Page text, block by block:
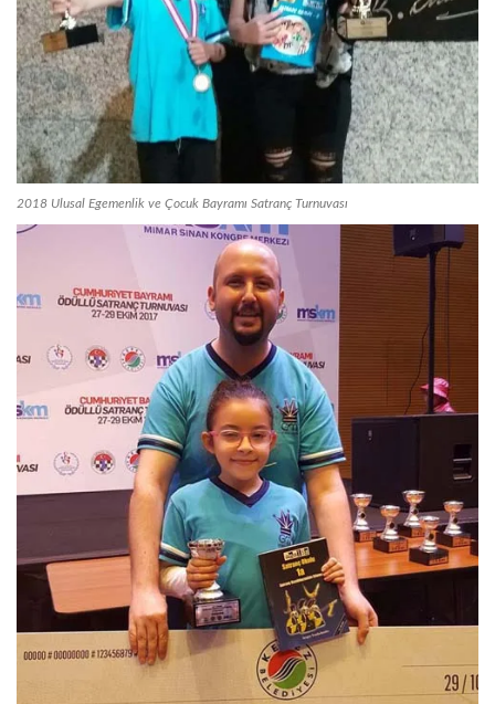
2018 Ulusal Egemenlik ve Çocuk Bayramı Satranç Turnuvası